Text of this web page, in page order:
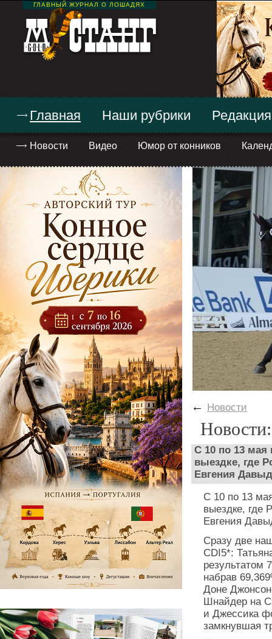
ГЛАВНЫЙ ЖУРНАЛ О ЛОШАДЯХ
Главная
Новости Видео Юмор от конников
Наши рубрики Редакция
← Новости
С 10 по 13 мая
выездке, где
Евгения
С 10 по 13
выездке, где
Евгения
Сразу две
CDI5*:
результатом
набрав
Доне
Шнайдер на
и Джессика
замкнувшая